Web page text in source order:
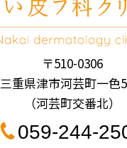
〒510-0306
三重県津市河芸町一色
（河芸町交番北）
059-244-